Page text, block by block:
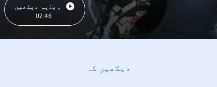
ویڈیو دیکھیں
02:46
دیکھیں کہ